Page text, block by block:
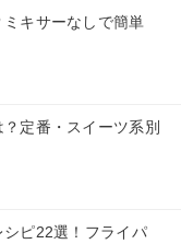
キサーなしで簡単
定番・スイーツ系別
ピ22選！フライパ